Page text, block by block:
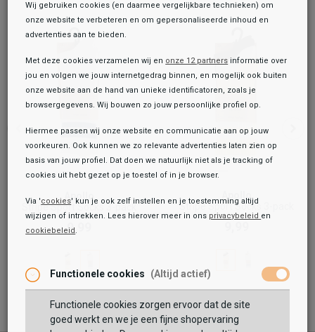
Money Money Sock
11,99
Maat: 36-40
Apollo
Stripe Sport Socks 3-pack
9,99
Stripe Sport Socks 3-pack
Toegevoegd aan je winkeltas!
Wij gebruiken cookies (en daarmee vergelijkbare technieken) om
onze website te verbeteren en om gepersonaliseerde inhoud en
advertenties aan te bieden.
Met deze cookies verzamelen wij en onze 12 partners informatie over
jou en volgen we jouw internetgedrag binnen, en mogelijk ook buiten
onze website aan de hand van unieke identificatoren, zoals je
browsergegevens. Wij bouwen zo jouw persoonlijke profiel op.
Hiermee passen wij onze website en communicatie aan op jouw
voorkeuren. Ook kunnen we zo relevante advertenties laten zien op
basis van jouw profiel. Dat doen we natuurlijk niet als je tracking of
cookies uit hebt gezet op je toestel of in je browser.
Via 'cookies' kun je ook zelf instellen en je toestemming altijd
wijzigen of intrekken. Lees hierover meer in ons privacybeleid en
cookiebeleid.
Functionele cookies (Altijd actief)
Functionele cookies zorgen ervoor dat de site
goed werkt en we je een fijne shopervaring